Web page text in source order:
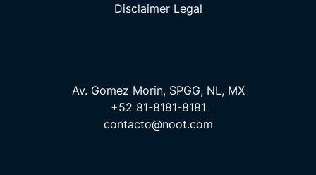
Disclaimer Legal
Av. Gomez Morin, SPGG, NL, MX
+52 81-8181-8181
contacto@noot.com